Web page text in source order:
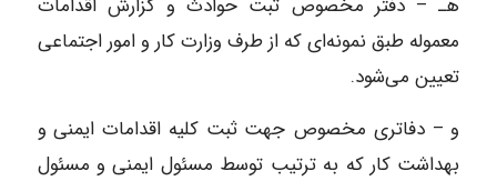
هـ – دفتر مخصوص ثبت حوادث و گزارش اقدامات
معموله طبق نمونه‌ای که از طرف وزارت کار و امور اجتماعی
تعیین می‌شود.
و – دفاتری مخصوص جهت ثبت کلیه اقدامات ایمنی و
بهداشت کار که به ترتیب توسط مسئول ایمنی و مسئول